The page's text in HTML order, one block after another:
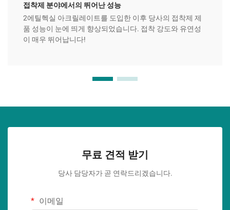
접착제 분야에서의 뛰어난 성능
2에틸헥실 아크릴레이트를 도입한 이후 당사의 접착제 제
품 성능이 눈에 띄게 향상되었습니다. 접착 강도와 유연성
이 매우 뛰어납니다!
무료 견적 받기
당사 담당자가 곧 연락드리겠습니다.
이메일